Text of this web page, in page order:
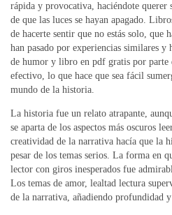
rápida y provocativa, haciéndote querer
de que las luces se hayan apagado.
de hacerte sentir que no estás solo, que
han pasado por experiencias similares
de humor y libro en pdf gratis por parte
efectivo, lo que hace que sea fácil
mundo de la historia.
La historia fue un relato atrapante,
se aparta de los aspectos más oscuros
creatividad de la narrativa hacía que la
pesar de los temas serios. La forma en
lector con giros inesperados fue
Los temas de amor, lealtad lectura
de la narrativa, añadiendo profundidad